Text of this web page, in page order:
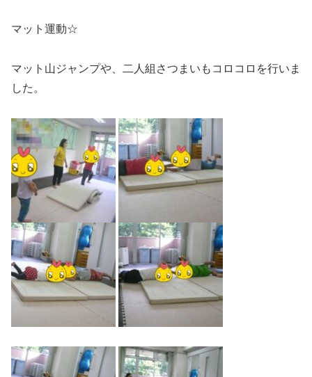
マット運動☆
マット山ジャンプや、二人組さつまいもコロコロを行いま
した。